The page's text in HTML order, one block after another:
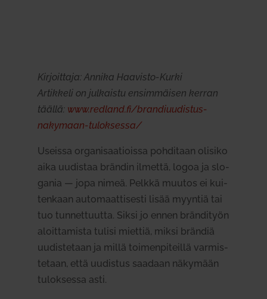
Kir­joittaja: Annika Haa­visto-Kurki
Artikkeli on jul­kaistu ensim­mäisen kerran
täällä: www.redland.fi/brandiuudistus-
nakymaan-tuloksessa/
Useissa orga­ni­saa­tioissa poh­ditaan olisiko
aika uudistaa brändin ilmettä, logoa ja slo­
gania — jopa nimeä. Pelkkä muutos ei kui­
tenkaan auto­maat­ti­sesti lisää myyntiä tai
tuo tun­net­tuutta. Siksi jo ennen brän­dityön
aloit­ta­mista tulisi miettiä, miksi brändiä
uudis­tetaan ja millä toi­men­pi­teillä var­mis­
tetaan, että uudistus saadaan näkymään
tulok­sessa asti.